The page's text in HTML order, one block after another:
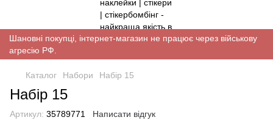
Шановні покупці, інтернет-магазин не працює через військову
агресію РФ.
Каталог Набори Набір 15
Набір 15
Артикул: 35789771 Написати відгук